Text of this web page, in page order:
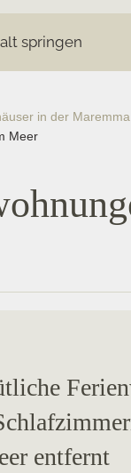
springen
in der Maremma
Meer
entfernt